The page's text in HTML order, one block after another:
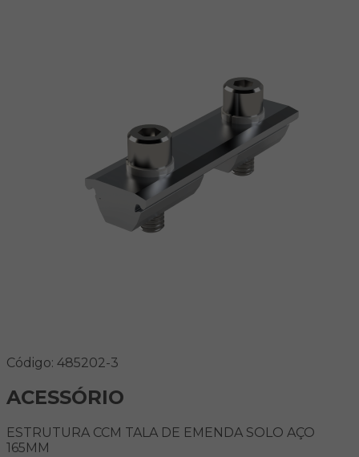
Código: 485202-3
ACESSÓRIO
ESTRUTURA CCM TALA DE EMENDA SOLO AÇO
165MM